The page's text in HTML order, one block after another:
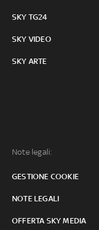
SKY TG24
SKY VIDEO
SKY ARTE
Note legali:
GESTIONE COOKIE
NOTE LEGALI
OFFERTA SKY MEDIA